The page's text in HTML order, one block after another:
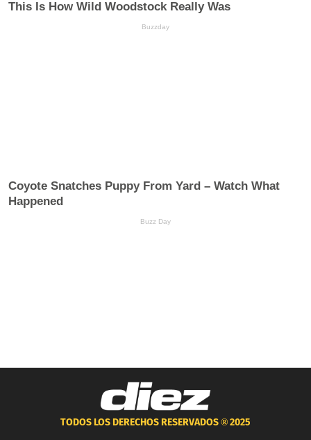
TODOS LOS DERECHOS RESERVADOS ®2025